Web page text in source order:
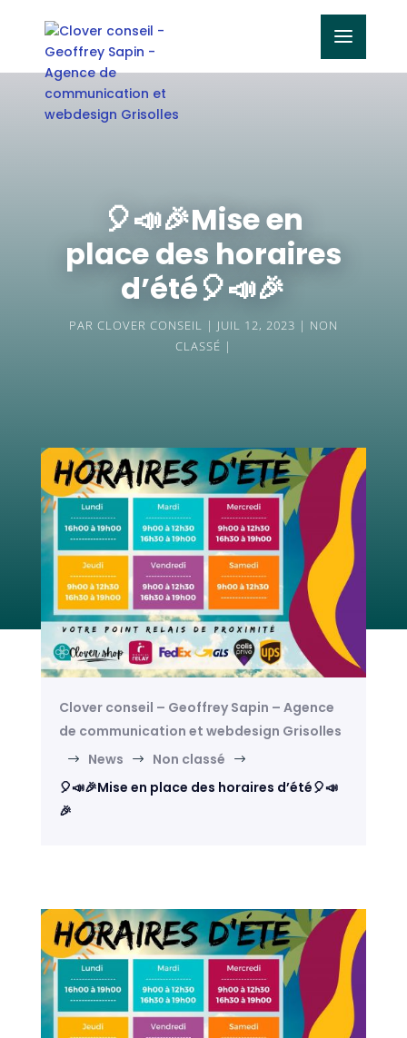
🎈📣🎉Mise en
place des horaires
d’été🎈📣🎉
PAR CLOVER CONSEIL JUIL 12, 2023
NON
CLASSÉ
Clover conseil – Geoffrey Sapin – Agence
de communication et webdesign Grisolles
$ News $ Non classé $
🎈📣🎉Mise en place des horaires d’été🎈📣
🎉